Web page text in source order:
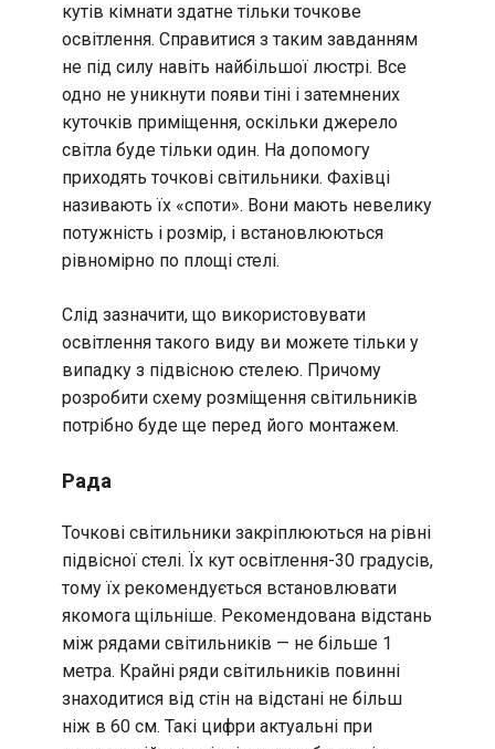
кутів кімнати здатне тільки точкове
освітлення. Справитися з таким завданням
не під силу навіть найбільшої люстрі. Все
одно не уникнути появи тіні і затемнених
куточків приміщення, оскільки джерело
світла буде тільки один. На допомогу
приходять точкові світильники. Фахівці
називають їх «споти». Вони мають невелику
потужність і розмір, і встановлюються
рівномірно по площі стелі.
Слід зазначити, що використовувати
освітлення такого виду ви можете тільки у
випадку з підвісною стелею. Причому
розробити схему розміщення світильників
потрібно буде ще перед його монтажем.
Рада
Точкові світильники закріплюються на рівні
підвісної стелі. Їх кут освітлення-30 градусів,
тому їх рекомендується встановлювати
якомога щільніше. Рекомендована відстань
між рядами світильників — не більше 1
метра. Крайні ряди світильників повинні
знаходитися від стін на відстані не більш
ніж в 60 см. Такі цифри актуальні при